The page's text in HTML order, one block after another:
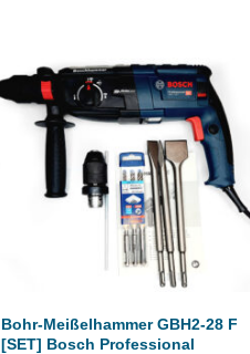
Bohr-Meißelhammer GBH2-28 F
[SET] Bosch Professional